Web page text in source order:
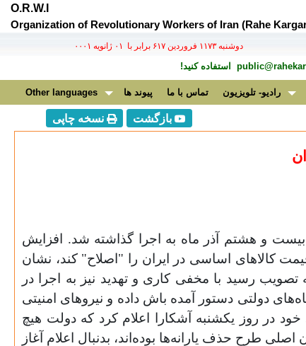
O.R.W.I
Organization of Revolutionary Workers of Iran (Rahe
دوشنبه ۱۱۷۳ فروردين ۶۱۷ برابر با ۰۱ ژانويه ۰۰۰۱
استفاده کنید!
رادیو- تلویزیون تماس با ما پیوند ها Other languages
بازگشت نسخه چاپی
و هشتم آذر ماه به اجرا گذاشته شد. افزایش
کالا‌های اساسی‌ در ایران را "اصلاح" کند، نشان
رسید با مخفی‌ کاری و تهدید نیز به اجرا در
دولتی دستور آمده باش داده و نیروهای امنیتی
در روز یکشنبه آشکارا اعلام کرد که دولت هیچ
طرح حذف یارانه‌ها بوده‌اند، بدنبال اعلام آغاز